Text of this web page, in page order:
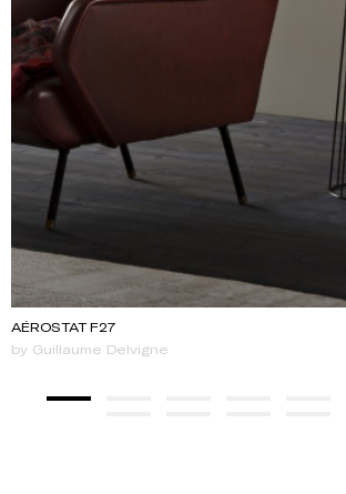
AÉROSTAT F27
by Guillaume Delvigne